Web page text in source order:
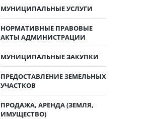
МУНИЦИПАЛЬНЫЕ УСЛУГИ
НОРМАТИВНЫЕ ПРАВОВЫЕ
АКТЫ АДМИНИСТРАЦИИ
МУНИЦИПАЛЬНЫЕ ЗАКУПКИ
ПРЕДОСТАВЛЕНИЕ ЗЕМЕЛЬНЫХ
УЧАСТКОВ
ПРОДАЖА, АРЕНДА (ЗЕМЛЯ,
ИМУЩЕСТВО)